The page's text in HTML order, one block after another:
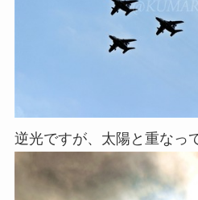
逆光ですが、太陽と重なっ